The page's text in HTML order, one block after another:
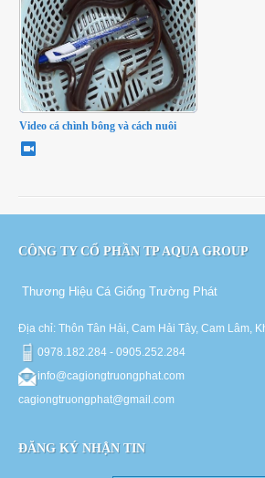
Video cá chình bông và cách nuôi
CÔNG TY CỔ PHẦN TP AQUA GROUP
Thương Hiệu Cá Giống Trường Phát
Địa chỉ: Thôn Tân Hải, Cam Hải Tây, Cam Lâm,
0978.182.284 - 0905.252.284
info@cagiongtruongphat.com
cagiongtruongphat@gmail.com
ĐĂNG KÝ NHẬN TIN